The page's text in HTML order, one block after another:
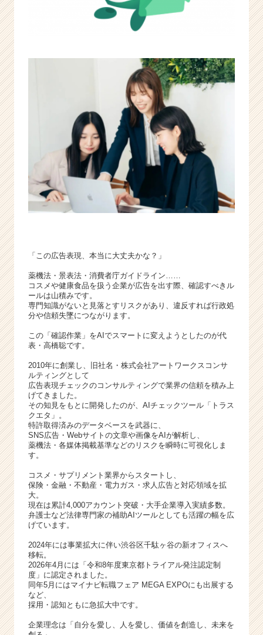
ら
ス
活
サ
イ
ト
チ
ア
リ
h
e
r
C
a
e
r）
「この広告表現、本当に大丈夫かな？」
薬機法・景表法・消費者庁ガイドライン……
コスメや健康食品を扱う企業が広告を出す際、確認すべきル
ールは山積みです。
専門知識がないと見落とすリスクがあり、違反すれば行政処
分や信頼失墜につながります。
この「確認作業」をAIでスマートに変えようとしたのが代
表・高橋聡です。
2010年に創業し、旧社名・株式会社アートワークスコンサ
ルティングとして
広告表現チェックのコンサルティングで業界の信頼を積み上
げてきました。
その知見をもとに開発したのが、AIチェックツール「トラス
クエタ」。
特許取得済みのデータベースを武器に、
SNS広告・Webサイトの文章や画像をAIが解析し、
薬機法・各媒体掲載基準などのリスクを瞬時に可視化しま
す。
コスメ・サプリメント業界からスタートし、
保険・金融・不動産・電力ガス・求人広告と対応領域を拡
大。
現在は累計4,000アカウント突破・大手企業導入実績多数。
弁護士など法律専門家の補助AIツールとしても活躍の幅を広
げています。
2024年には事業拡大に伴い渋谷区千駄ヶ谷の新オフィスへ
移転。
2026年4月には「令和8年度東京都トライアル発注認定制
度」に認定されました。
同年5月にはマイナビ転職フェア MEGA EXPOにも出展する
など、
採用・認知ともに急拡大中です。
企業理念は「自分を愛し、人を愛し、価値を創造し、未来を